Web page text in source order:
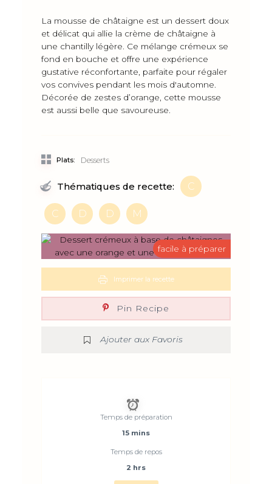
La mousse de châtaigne est un dessert doux
et délicat qui allie la crème de châtaigne à
une chantilly légère. Ce mélange crémeux se
fond en bouche et offre une expérience
gustative réconfortante, parfaite pour régaler
vos convives pendant les mois d'automne.
Décorée de zestes d’orange, cette mousse
est aussi belle que savoureuse.
Plats: Desserts
Thématiques de recette: C
C D D M
Imprimer la recette
Pin Recipe
Ajouter aux Favoris
facile à préparer
Temps de préparation
15 mins
Temps de repos
2 hrs